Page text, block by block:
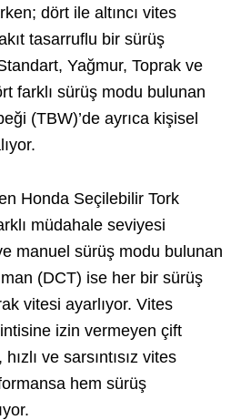
dört ile altıncı vites
tasarruflu bir sürüş
Yağmur, Toprak ve
farklı sürüş modu bulunan
(TBW)’de ayrıca kişisel
Honda Seçilebilir Tork
müdahale seviyesi
manuel sürüş modu bulunan
(DCT) ise her bir sürüş
vitesi ayarlıyor. Vites
izin vermeyen çift
ve sarsıntısız vites
hem sürüş